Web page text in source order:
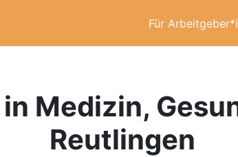
Für
Medizin,
Reutlingen